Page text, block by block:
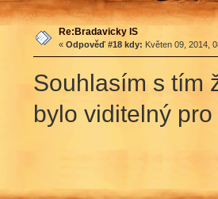
Re:Bradavicky IS
« Odpověď #18 kdy: Květen 09, 2014,
Souhlasím s tím
bylo viditelný